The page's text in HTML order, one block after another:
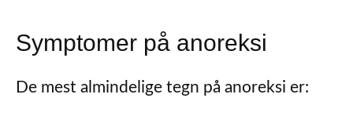
Symptomer på anoreksi
De mest almindelige tegn på anoreksi er: